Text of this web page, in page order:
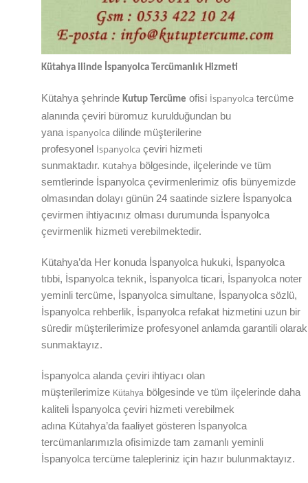
Kütahya ilinde İspanyolca Tercümanlık Hizmeti
Kütahya şehrinde Kutup Tercüme ofisi İspanyolca tercüme
alanında çeviri büromuz kurulduğundan bu
yana İspanyolca dilinde müşterilerine
profesyonel İspanyolca çeviri hizmeti
sunmaktadır. Kütahya bölgesinde, ilçelerinde ve tüm
semtlerinde İspanyolca çevirmenlerimiz ofis bünyemizde
olmasından dolayı günün 24 saatinde sizlere İspanyolca
çevirmen ihtiyacınız olması durumunda İspanyolca
çevirmenlik hizmeti verebilmektedir.
Kütahya’da Her konuda İspanyolca hukuki, İspanyolca
tıbbi, İspanyolca teknik, İspanyolca ticari, İspanyolca noter
yeminli tercüme, İspanyolca simultane, İspanyolca sözlü,
İspanyolca rehberlik, İspanyolca refakat hizmetini uzun bir
süredir müşterilerimize profesyonel anlamda garantili olarak
sunmaktayız.
İspanyolca alanda çeviri ihtiyacı olan
müşterilerimize Kütahya bölgesinde ve tüm ilçelerinde daha
kaliteli İspanyolca çeviri hizmeti verebilmek
adına Kütahya’da faaliyet gösteren İspanyolca
tercümanlarımızla ofisimizde tam zamanlı yeminli
İspanyolca tercüme talepleriniz için hazır bulunmaktayız.